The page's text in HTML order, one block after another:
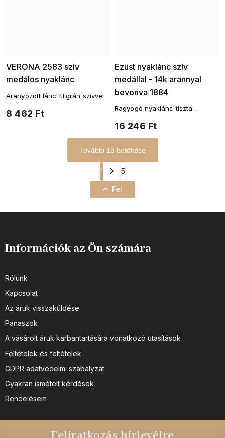
VERONA 2583 szív
medálos nyaklánc
8 462 Ft
Aranyozott lánc filigrán szívvel
Ezüst nyaklánc szív
medállal - 14k arannyal
bevonva 1884
16 246 Ft
Ragyogó nyaklánc tiszta
karátos arannyal futtatva
További 18 betöltése
1 5
Fel
Információk az Ön számára
Rólunk
Kapcsolat
Az áruk visszaküldése
Panaszok
A vásárolt áruk karbantartására vonatkozó utasítások
Feltételek és feltételek
GDPR adatvédelmi szabályzat
Gyakran ismételt kérdések
Rendelésem